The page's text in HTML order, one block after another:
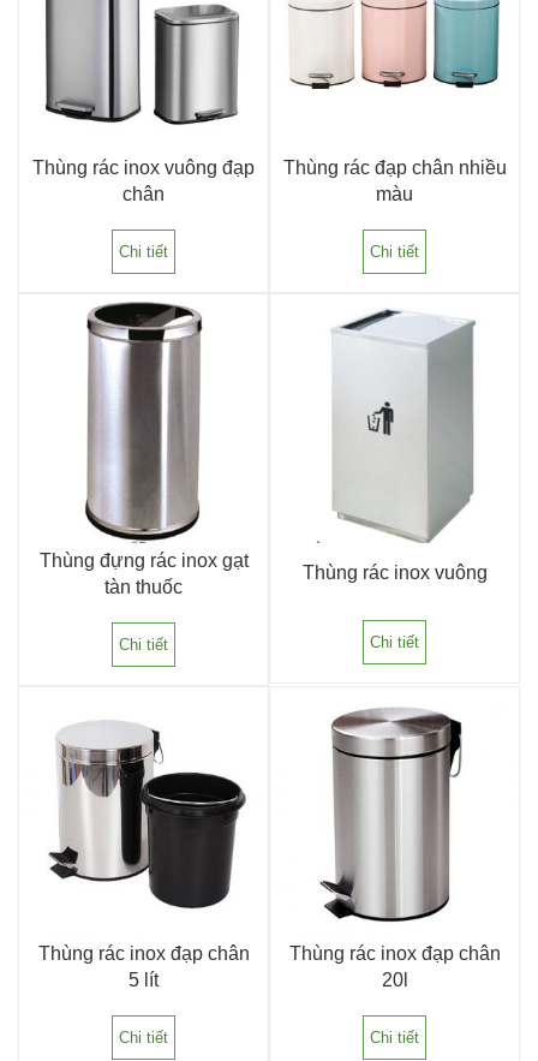
Thùng rác inox vuông đạp
chân
Chi tiết
Thùng rác đạp chân nhiều
màu
Chi tiết
Thùng đựng rác inox gạt
tàn thuốc
Chi tiết
Thùng rác inox vuông
Chi tiết
Thùng rác inox đạp chân
5 lít
Chi tiết
Thùng rác inox đạp chân
20l
Chi tiết